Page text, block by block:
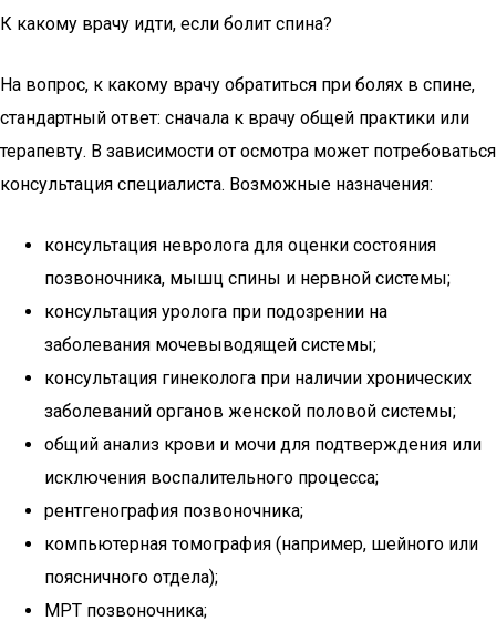
К какому врачу идти, если болит спина?
На вопрос, к какому врачу обратиться при болях в спине,
стандартный ответ: сначала к врачу общей практики или
терапевту. В зависимости от осмотра может потребоваться
консультация специалиста. Возможные назначения:
консультация невролога для оценки состояния
позвоночника, мышц спины и нервной системы;
консультация уролога при подозрении на
заболевания мочевыводящей системы;
консультация гинеколога при наличии хронических
заболеваний органов женской половой системы;
общий анализ крови и мочи для подтверждения или
исключения воспалительного процесса;
рентгенография позвоночника;
компьютерная томография (например, шейного или
поясничного отдела);
МРТ позвоночника;